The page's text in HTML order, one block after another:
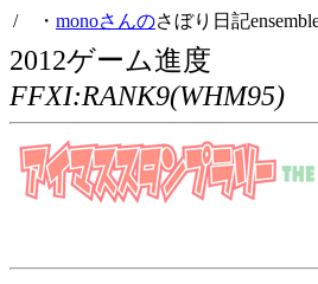
/ ・ monoさんのさぼり日記
2012ゲーム進度
FFXI:RANK9(WHM95)